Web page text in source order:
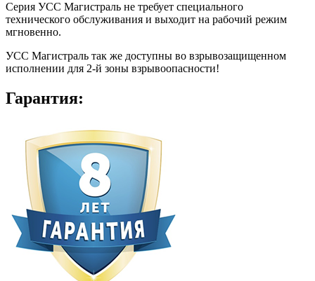
Серия УСС Магистраль не требует специального
технического обслуживания и выходит на рабочий режим
мгновенно.
УСС Магистраль так же доступны во взрывозащищенном
исполнении для 2-й зоны взрывоопасности!
Гарантия: